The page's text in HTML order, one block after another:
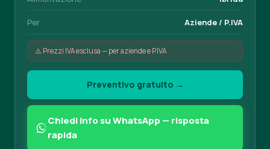
Per Aziende / P.IVA
⚠️ Prezzi IVA esclusa — per aziende e P.IVA
Preventivo gratuito →
Chiedi info su WhatsApp — risposta
rapida